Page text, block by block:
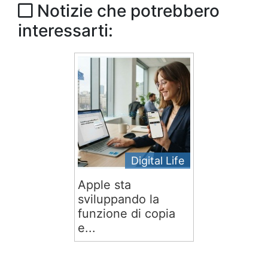
Notizie che potrebbero
interessarti:
Digital Life
Apple sta
sviluppando la
funzione di copia
e...